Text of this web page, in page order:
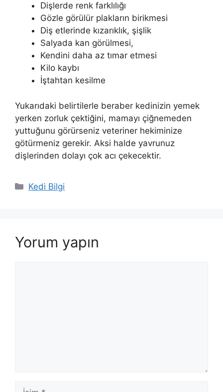
Dişlerde renk farklılığı
Gözle görülür plakların birikmesi
Diş etlerinde kızarıklık, şişlik
Salyada kan görülmesi,
Kendini daha az tımar etmesi
Kilo kaybı
İştahtan kesilme
Yukarıdaki belirtilerle beraber kedinizin yemek
yerken zorluk çektiğini, mamayı çiğnemeden
yuttuğunu görürseniz veteriner hekiminize
götürmeniz gerekir. Aksi halde yavrunuz
dişlerinden dolayı çok acı çekecektir.
Kategoriler
Kedi Bilgi
Yorum yapın
İsim